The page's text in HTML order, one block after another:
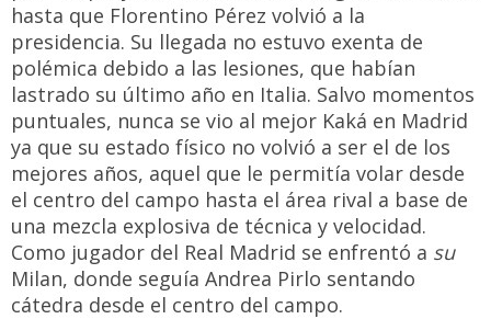
hasta que Florentino Pérez volvió a la
presidencia. Su llegada no estuvo exenta de
polémica debido a las lesiones, que habían
lastrado su último año en Italia. Salvo momentos
puntuales, nunca se vio al mejor Kaká en Madrid
ya que su estado físico no volvió a ser el de los
mejores años, aquel que le permitía volar desde
el centro del campo hasta el área rival a base de
una mezcla explosiva de técnica y velocidad.
Como jugador del Real Madrid se enfrentó a su
Milan, donde seguía Andrea Pirlo sentando
cátedra desde el centro del campo.